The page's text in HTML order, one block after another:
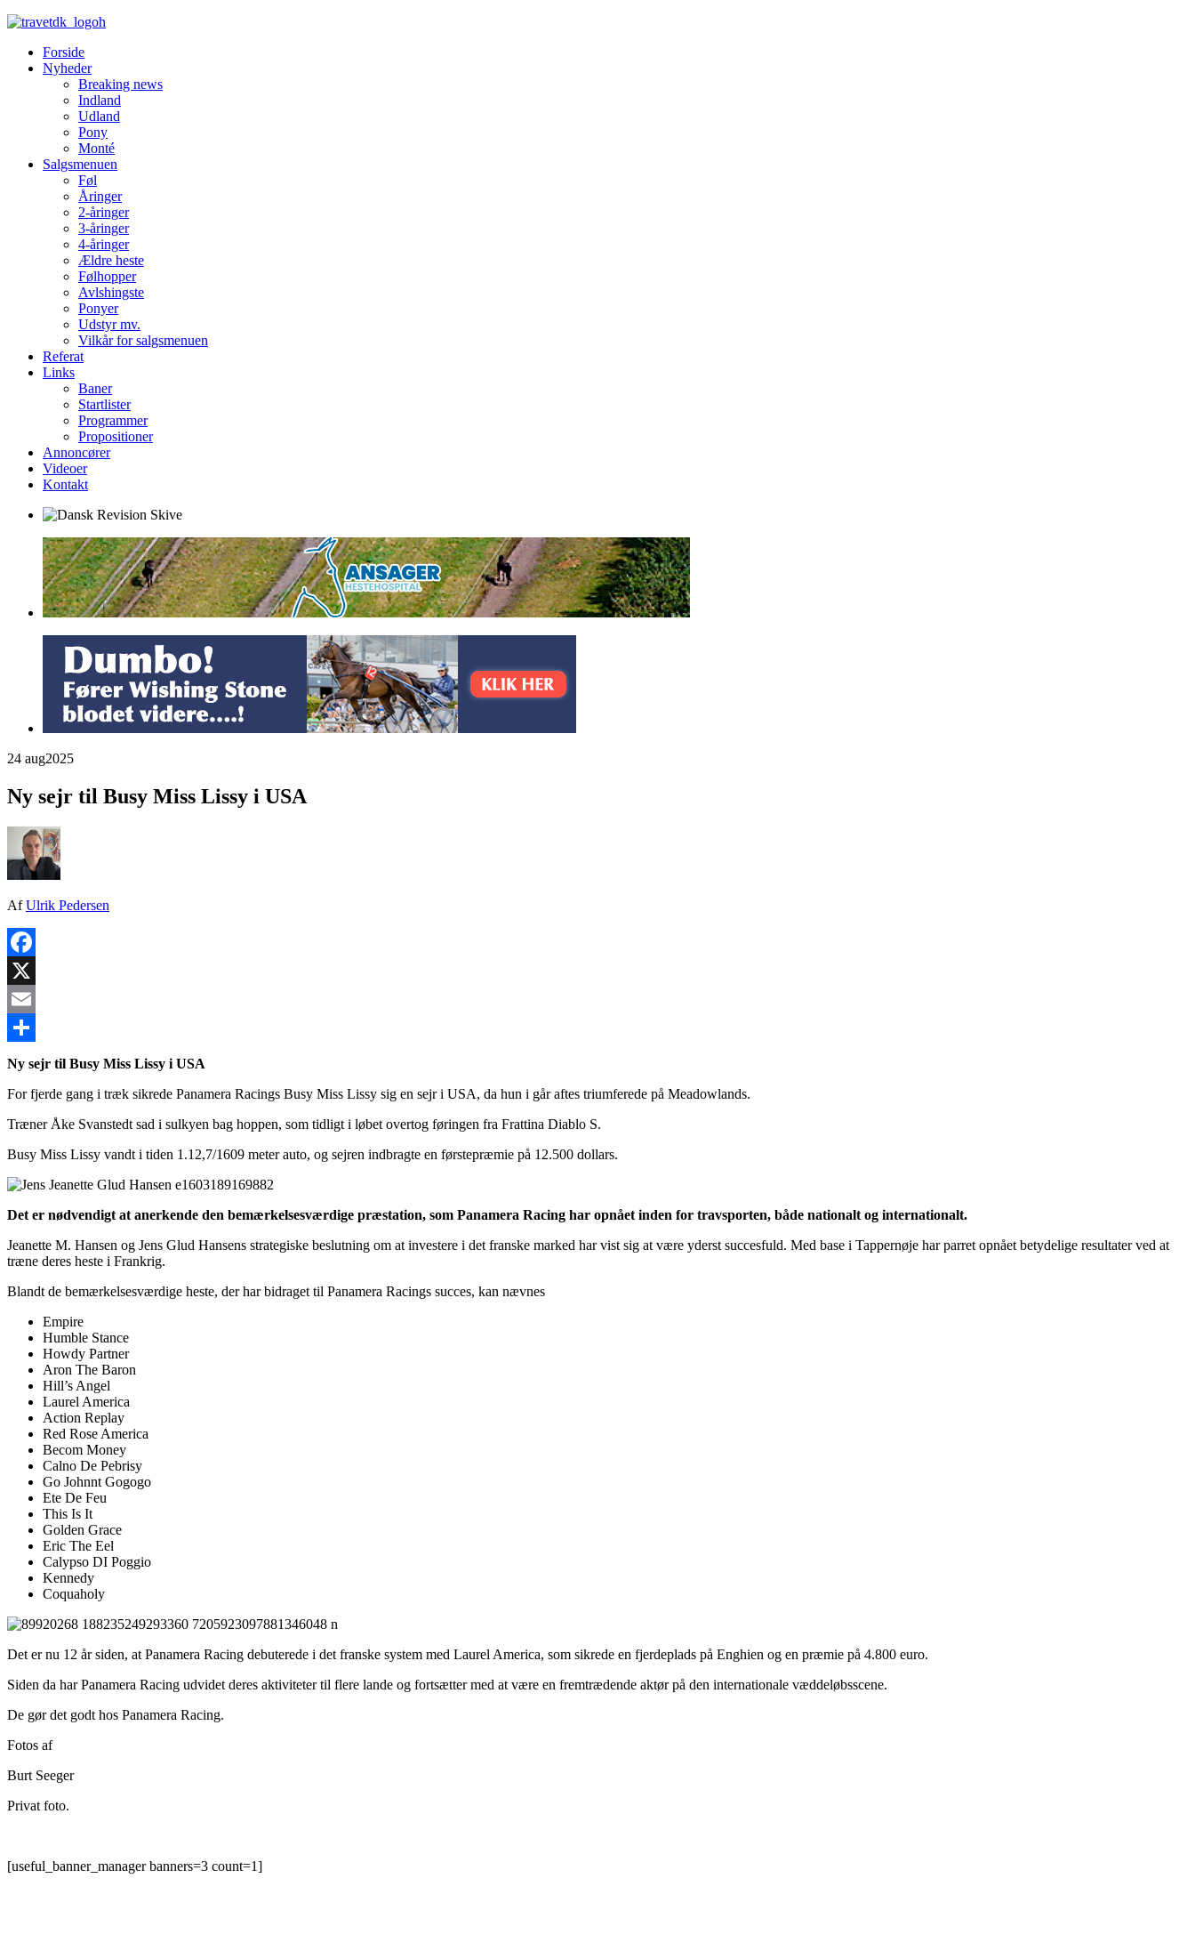
Forside
Nyheder
Breaking news
Indland
Udland
Pony
Monté
Salgsmenuen
Føl
Åringer
2-åringer
3-åringer
4-åringer
Ældre heste
Følhopper
Avlshingste
Ponyer
Udstyr mv.
Vilkår for salgsmenuen
Referat
Links
Baner
Startlister
Programmer
Propositioner
Annoncører
Videoer
Kontakt
24 aug2025
Ny sejr til Busy Miss Lissy i USA
AfUlrik Pedersen
Facebook
X
Email
Share
Ny sejr til Busy Miss Lissy i USA
For fjerde gang i træk sikrede Panamera Racings Busy Miss Lissy sig en sejr i USA, da hun i går aftes triumferede på Meadowlands.
Træner Åke Svanstedt sad i sulkyen bag hoppen, som tidligt i løbet overtog føringen fra Frattina Diablo S.
Busy Miss Lissy vandt i tiden 1.12,7/1609 meter auto, og sejren indbragte en førstepræmie på 12.500 dollars.
Det er nødvendigt at anerkende den bemærkelsesværdige præstation, som Panamera Racing har opnået inden for travsporten, både nationalt og internationalt.
Jeanette M. Hansen og Jens Glud Hansens strategiske beslutning om at investere i det franske marked har vist sig at være yderst succesfuld. Med base i Tappernøje har parret opnået betydelige resultater ved at
træne deres heste i Frankrig.
Blandt de bemærkelsesværdige heste, der har bidraget til Panamera Racings succes, kan nævnes
Empire
Humble Stance
Howdy Partner
Aron The Baron
Hill’s Angel
Laurel America
Action Replay
Red Rose America
Becom Money
Calno De Pebrisy
Go Johnnt Gogogo
Ete De Feu
This Is It
Golden Grace
Eric The Eel
Calypso DI Poggio
Kennedy
Coquaholy
Det er nu 12 år siden, at Panamera Racing debuterede i det franske system med Laurel America, som sikrede en fjerdeplads på Enghien og en præmie på 4.800 euro.
Siden da har Panamera Racing udvidet deres aktiviteter til flere lande og fortsætter med at være en fremtrædende aktør på den internationale væddeløbsscene.
De gør det godt hos Panamera Racing.
Fotos af
Burt Seeger
Privat foto.
[useful_banner_manager banners=3 count=1]